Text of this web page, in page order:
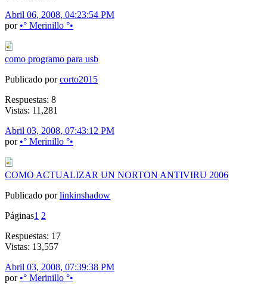
Abril 06, 2008, 04:23:54 PM
por •° Merinillo °•
como programo para usb
Publicado porcorto2015
Respuestas: 8
Vistas: 11,281
Abril 03, 2008, 07:43:12 PM
por •° Merinillo °•
COMO ACTUALIZAR UN NORTON ANTIVIRU 2006
Publicado porlinkinshadow
Páginas1 2
Respuestas: 17
Vistas: 13,557
Abril 03, 2008, 07:39:38 PM
por •° Merinillo °•